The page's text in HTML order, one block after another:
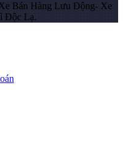
Bán Hàng Lưu Động- Xe
Độc Lạ.